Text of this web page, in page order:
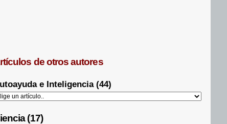
de otros autores
e Inteligencia (44)
(17)